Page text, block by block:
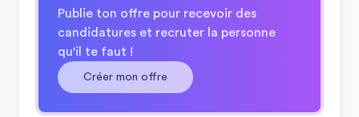
Publie ton offre pour recevoir des
candidatures et recruter la personne
qu'il te faut !
Créer mon offre